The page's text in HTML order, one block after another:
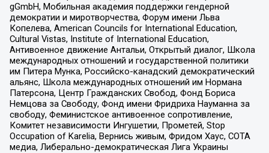
gGmbH, Мобильная академия поддержки гендерной
демократии и миротворчества, Форум имени Льва
Копелева, American Councils for International Education,
Cultural Vistas, Institute of International Education,
Антивоенное движение Антальи, Открытый диалог, Школа
международных отношений и государственной политики
им Питера Мунка, Российско-канадский демократический
альянс, Школа международных отношений им Нормана
Патерсона, Центр Гражданских Свобод, Фонд Бориса
Немцова за Свободу, Фонд имени Фридриха Науманна за
свободу, Феминистское антивоенное сопротивление,
Комитет независимости Ингушетии, Прометей, Stop
Occupation of Karelia, Вернись живым, Фридом Хаус, СОТА
медиа, Либерально-демократическая Лига Украины